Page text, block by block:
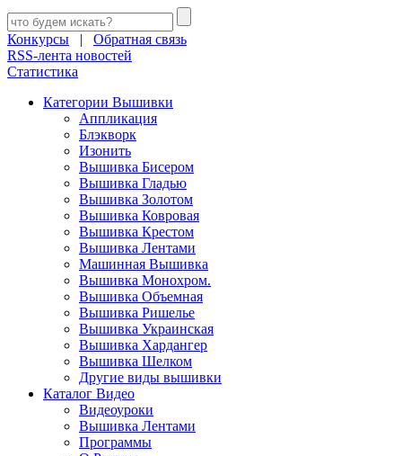
Конкурсы | Обратная связь
RSS-лента новостей
Статистика
Категории Вышивки
Аппликация
Блэкворк
Изонить
Вышивка Бисером
Вышивка Гладью
Вышивка Золотом
Вышивка Ковровая
Вышивка Крестом
Вышивка Лентами
Машинная Вышивка
Вышивка Монохром.
Вышивка Объемная
Вышивка Ришелье
Вышивка Украинская
Вышивка Хардангер
Вышивка Шелком
Другие виды вышивки
Каталог Видео
Видеоуроки
Вышивка Лентами
Программы